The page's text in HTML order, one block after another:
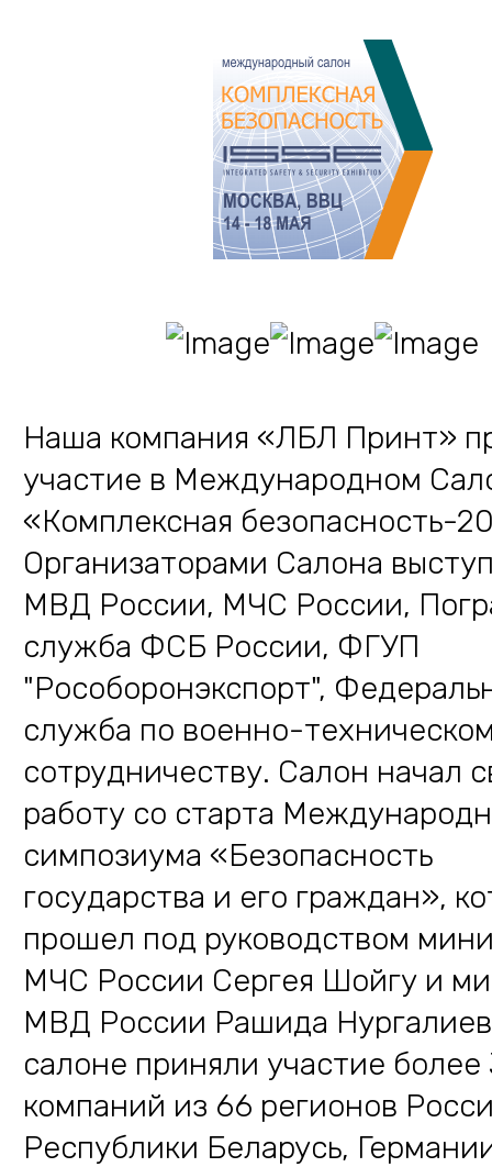
Наша компания «ЛБЛ Принт»
участие в Международном
«Комплексная безопасность-
Организаторами Салона
МВД России, МЧС России,
служба ФСБ России, ФГУП
"Рособоронэкспорт",
служба по военно-
сотрудничеству. Салон начал
работу со старта
симпозиума «Безопасность
государства и его граждан»,
прошел под руководством
МЧС России Сергея Шойгу и
МВД России Рашида
салоне приняли участие
компаний из 66 регионов
Республики Беларусь,